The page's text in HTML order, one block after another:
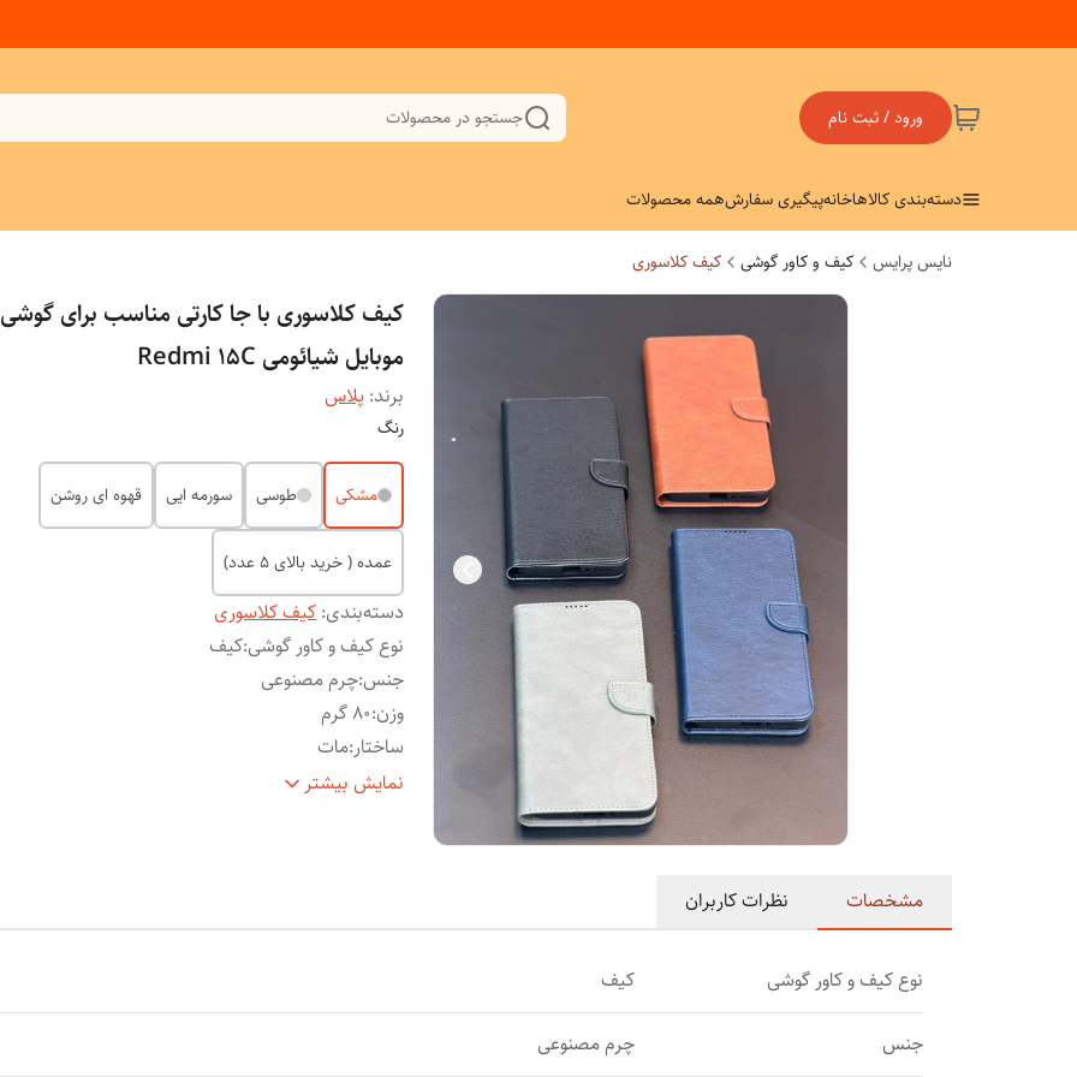
ورود / ثبت نام جستجو در محصولات
دسته‌بندی کالاهاخانهپیگیری سفارشهمه محصولات
نایس پرایس کیف و کاور گوشی کیف کلاسوری
کیف کلاسوری با جا کارتی مناسب برای گوشی
موبایل شیائومی Redmi 15C
برند: پلاس
رنگ
مشکی طوسی سورمه ایی قهوه ای روشن
عمده ( خرید بالای 5 عدد)
دسته‌بندی:کیف کلاسوری
نوع کیف و کاور گوشی:کیف
جنس:چرم مصنوعی
وزن:80 گرم
ساختار:مات
سطح
قاب پشتی , قاب جلویی , لبه بالایی , لبه پایینی ,
برای محافظت دوربین ,
نمایش بیشتر
مشخصات نظرات کاربران
نوع کیف و کاور گوشی کیف
جنس چرم مصنوعی